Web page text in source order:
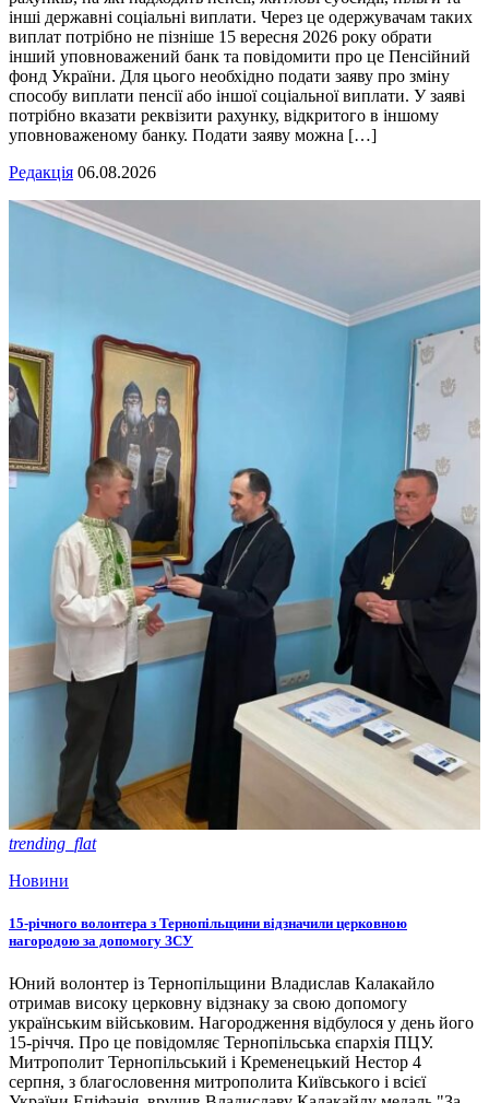
інші державні соціальні виплати. Через це одержувачам таких
виплат потрібно не пізніше 15 вересня 2026 року обрати
інший уповноважений банк та повідомити про це Пенсійний
фонд України. Для цього необхідно подати заяву про зміну
способу виплати пенсії або іншої соціальної виплати. У заяві
потрібно вказати реквізити рахунку, відкритого в іншому
уповноваженому банку. Подати заяву можна […]
Редакція 06.08.2026
trending_flat
Новини
15-річного волонтера з Тернопільщини відзначили церковною
нагородою за допомогу ЗСУ
Юний волонтер із Тернопільщини Владислав Калакайло
отримав високу церковну відзнаку за свою допомогу
українським військовим. Нагородження відбулося у день його
15-річчя. Про це повідомляє Тернопільська єпархія ПЦУ.
Митрополит Тернопільський і Кременецький Нестор 4
серпня, з благословення митрополита Київського і всієї